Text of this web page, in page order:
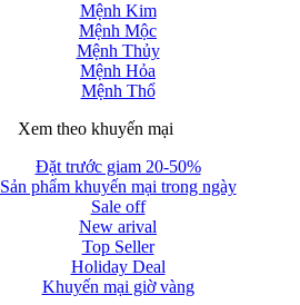
Mệnh Kim
Mệnh Mộc
Mệnh Thủy
Mệnh Hỏa
Mệnh Thổ
Xem theo khuyến mại
Đặt trước giam 20-50%
Sản phẩm khuyến mại trong ngày
Sale off
New arival
Top Seller
Holiday Deal
Khuyến mại giờ vàng